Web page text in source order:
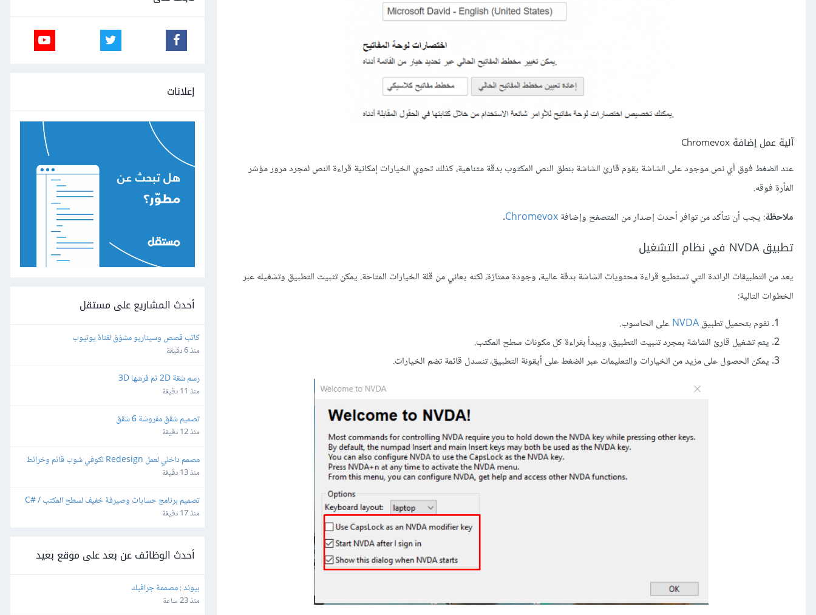
آلية عمل إضافة Chromevox
عند الضغط فوق أي نص موجود على الشاشة يقوم قارئ الشاشة بنطق النص المكتوب بدقة متناهية، كذلك تحوي الخيارات إمكانية قراءة النص لمجرد مرور مؤشر
الفأرة فوقه.
ملاحظة: يجب أن نتأكد من توافر أحدث إصدار من المتصفح وإضافةChromevox
.
تطبيق NVDA في نظام التشغيل
يعد من التطبيقات الرائدة التي تستطيع قراءة محتويات الشاشة بدقة عالية، وجودة ممتازة، لكنه يعاني من قلة الخيارات المتاحة. يمكن تثبيت التطبيق وتشغيله عبر
الخطوات التالية:
نقوم بتحميل تطبيقNVDAعلى الحاسوب.
يتم تشغيل قارئ الشاشة بمجرد تثبيت التطبيق، ويبدأ بقراءة كل مكونات سطح المكتب.
يمكن الحصول على مزيد من الخيارات والتعليمات عبر الضغط على أيقونة التطبيق، تنسدل قائمة تضم الخيارات.
إعلانات
أحدث المشاريع على مستقل
كاتب قصص وسيناريو مشوّق لقناة يوتيوب
منذ 6 دقيقة
رسم شقة 2D ثم فرشها 3D
منذ 11 دقيقة
تصميم شقق مفروشة 6 شقق
منذ 12 دقيقة
تنفيذية و3D
منذ 13 دقيقة
SQLite
منذ 17 دقيقة
أحدث الوظائف عن بعد على موقع بعيد
بيوند : مصممة جرافيك
منذ 23 ساعة